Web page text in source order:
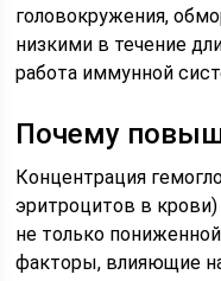
головокружения,
низкими в течение
работа иммунной
Почему
Концентрация
эритроцитов в
не только
факторы, влияющие